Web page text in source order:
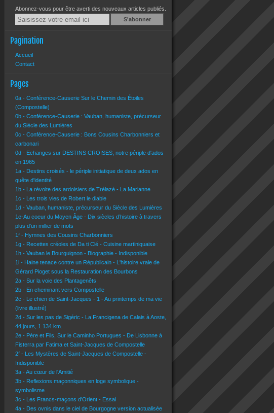
Abonnez-vous pour être averti des nouveaux articles publiés.
Email
Pagination
Accueil
Contact
Pages
0a - Conférence-Causerie Sur le Chemin des Étoiles
(Compostelle)
0b - Conférence-Causerie : Vauban, humaniste, précurseur
du Siècle des Lumières
0c - Conférence-Causerie : Bons Cousins Charbonniers et
carbonari
0d - Echanges sur DESTINS CROISES, notre périple d'ados
en 1965
1a - Destins croisés - le périple initiatique de deux ados en
quête d'identité
1b - La révolte des ardoisiers de Trélazé - La Marianne
1c - Les trois vies de Robert le diable
1d - Vauban, humaniste, précurseur du Siècle des Lumières
1e-Au coeur du Moyen Âge - Dix siècles d’histoire à travers
plus d’un millier de mots
1f - Hymnes des Cousins Charbonniers
1g - Recettes créoles de Da ti Clé - Cuisine martiniquaise
1h - Vauban le Bourguignon - Biographie - Indisponible
1i - Haine tenace contre un Républicain - L'histoire vraie de
Gérard Pioget sous la Restauration des Bourbons
2a - Sur la voie des Plantagenêts
2b - En cheminant vers Compostelle
2c - Le chien de Saint-Jacques - 1 - Au printemps de ma vie
(livre illustré)
2d - Sur les pas de Sigéric - La Francigena de Calais à Aoste,
44 jours, 1 134 km.
2e - Père et Fils, Sur le Caminho Portugues - De Lisbonne à
Fisterra par Fatima et Saint-Jacques de Compostelle
2f - Les Mystères de Saint-Jacques de Compostelle -
Indisponible
3a - Au cœur de l'Amitié
3b - Reflexions maçonniques en loge symbolique -
symbolisme
3c - Les Francs-maçons d'Orient - Essai
4a - Des ovnis dans le ciel de Bourgogne version actualisée